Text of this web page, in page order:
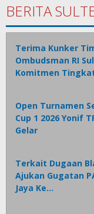
BERITA
Terima Kunker
Ombudsman RI
Komitmen
Open Turnamen
Cup 1 2026 Yonif
Gelar
Terkait Dugaan
Ajukan Gugatan
Jaya Ke…